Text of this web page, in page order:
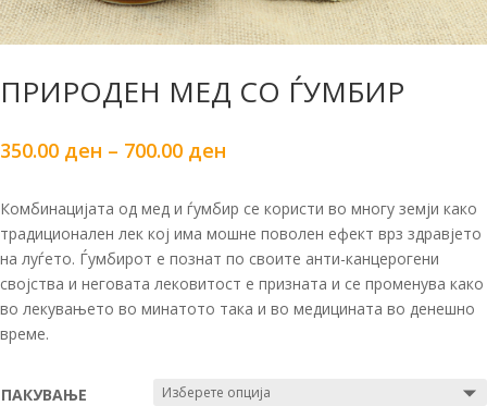
ПРИРОДЕН МЕД СО ЃУМБИР
350.00 ден – 700.00 ден
Комбинацијата од мед и ѓумбир се користи во многу земји како
традиционален лек кој има мошне поволен ефект врз здравјето
на луѓето. Ѓумбирот е познат по своите анти-канцерогени
својства и неговата лековитост е призната и се променува како
во лекувањето во минатото така и во медицината во денешно
време.
ПАКУВАЊЕ